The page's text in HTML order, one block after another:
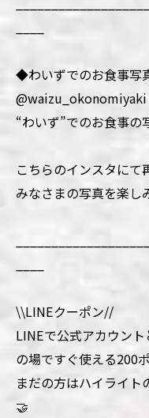
◆わいずでのお食事写
@waizu_okonomiyaki
“わいず”でのお食事
こちらのインスタに
みなさまの写真を楽
\\LINEクーポン//
LINEで公式アカウン
の場ですぐ使える200
まだの方はハイライト
🤝